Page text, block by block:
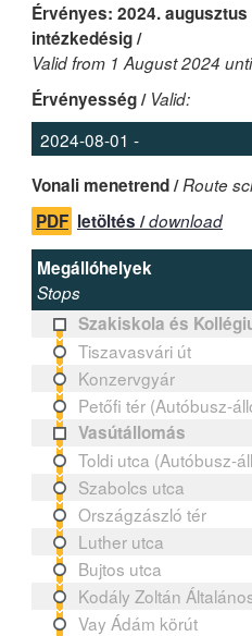
Érvényes: 2024.
intézkedésig /
Valid from 1 August 2024
Érvényesség / Valid:
Vonali menetrend /Route
PDF letöltés /download
Megállóhelyek
Stops
Szakiskola és
Tiszavasvári út
Konzervgyár
Petőfi tér (Autóbusz-
Vasútállomás
Toldi utca (Autóbusz-
Szabolcs utca
Országzászló tér
Luther utca
Bujtos utca
Kodály Zoltán
Vay Ádám körút